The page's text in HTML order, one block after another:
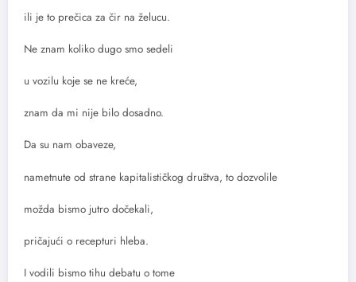
ili je to prečica za čir na želucu.
Ne znam koliko dugo smo sedeli
u vozilu koje se ne kreće,
znam da mi nije bilo dosadno.
Da su nam obaveze,
nametnute od strane kapitalističkog društva, to dozvolile
možda bismo jutro dočekali,
pričajući o recepturi hleba.
I vodili bismo tihu debatu o tome